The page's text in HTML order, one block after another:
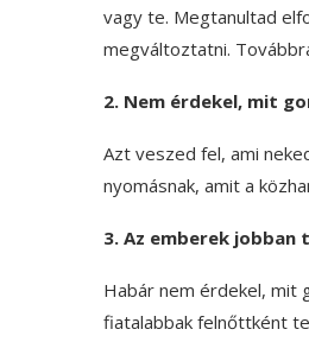
vagy te. Megtanultad
megváltoztatni.
2. Nem érdekel, mit
Azt veszed fel, ami
nyomásnak, amit a
3. Az emberek jobban
Habár nem érdekel, mit
fiatalabbak felnőttként